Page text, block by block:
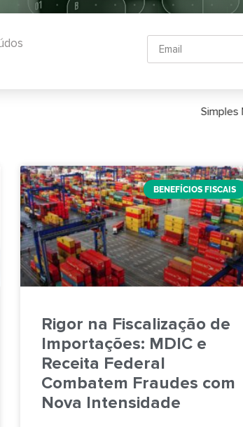
Nova Janela em Setembro Impacta
BENEFÍCIOS FISCAIS
Rigor na Fiscalização de
Importações: MDIC e
Receita Federal
Combatem Fraudes com
Nova Intensidade